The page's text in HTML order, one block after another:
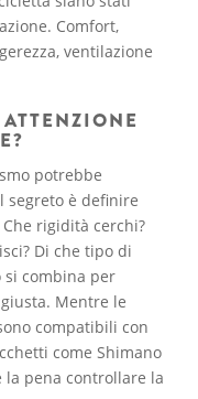
Comfort,
ventilazione
potrebbe
segreto è definire
rigidità cerchi?
Di che tipo di
si combina per
Mentre le
compatibili con
come Shimano
la pena controllare la